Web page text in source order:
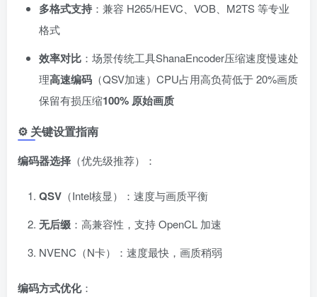
多格式支持​：兼容 H265/HEVC、VOB、M2TS 等专业
格式
效率对比 ​：场景传统工具ShanaEncoder压缩速度慢速处
理​高速编码 ​（QSV加速）CPU占用高负荷低于 20%画质
保留有损压缩​100% 原始画质
⚙️ 关键设置指南
编码器选择 ​（优先级推荐）：
QSV ​（Intel核显）：速度与画质平衡
无后缀 ​：高兼容性，支持 OpenCL 加速
NVENC（N卡）：速度最快，画质稍弱
编码方式优化​：